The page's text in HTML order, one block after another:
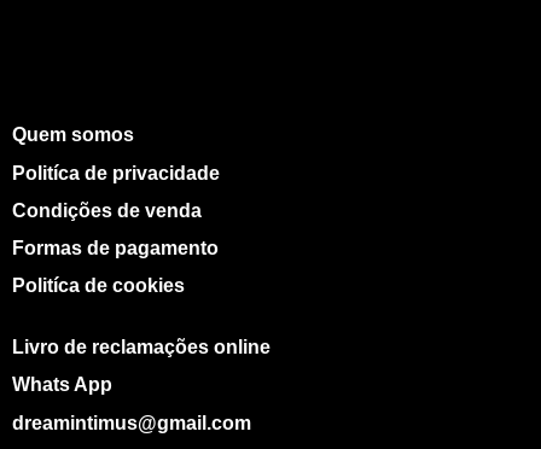
Quem somos
Politíca de privacidade
Condições de venda
Formas de pagamento
Politíca de cookies
Livro de reclamações online
Whats App
dreamintimus@gmail.com